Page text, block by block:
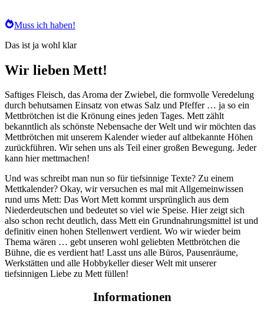
Muss ich haben!
Das ist ja wohl klar
Wir lieben Mett!
Saftiges Fleisch, das Aroma der Zwiebel, die formvolle Veredelung
durch behutsamen Einsatz von etwas Salz und Pfeffer … ja so ein
Mettbrötchen ist die Krönung eines jeden Tages. Mett zählt
bekanntlich als schönste Nebensache der Welt und wir möchten das
Mettbrötchen mit unserem Kalender wieder auf altbekannte Höhen
zurückführen. Wir sehen uns als Teil einer großen Bewegung. Jeder
kann hier mettmachen!
Und was schreibt man nun so für tiefsinnige Texte? Zu einem
Mettkalender? Okay, wir versuchen es mal mit Allgemeinwissen
rund ums Mett: Das Wort Mett kommt ursprünglich aus dem
Niederdeutschen und bedeutet so viel wie Speise. Hier zeigt sich
also schon recht deutlich, dass Mett ein Grundnahrungsmittel ist und
definitiv einen hohen Stellenwert verdient. Wo wir wieder beim
Thema wären … gebt unseren wohl geliebten Mettbrötchen die
Bühne, die es verdient hat! Lasst uns alle Büros, Pausenräume,
Werkstätten und alle Hobbykeller dieser Welt mit unserer
tiefsinnigen Liebe zu Mett füllen!
Informationen